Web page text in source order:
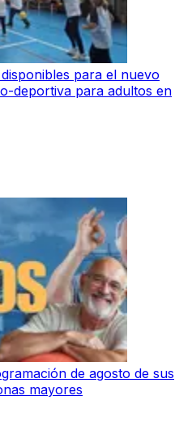
para el nuevo
deportiva para adultos en
de agosto de sus
mayores